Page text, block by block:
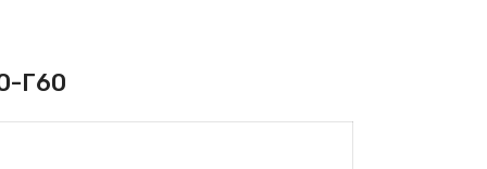
Г60